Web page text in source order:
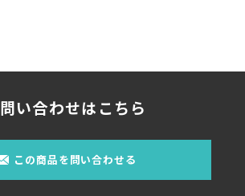
い合わせはこちら
この商品を問い合わせる